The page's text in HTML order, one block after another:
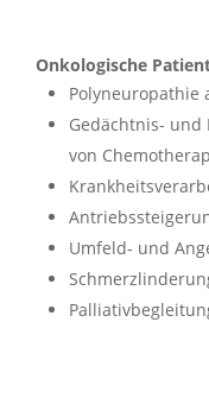
Onkologische
Polyneuropathie
Gedächtnis- und
von
Umfeld- und